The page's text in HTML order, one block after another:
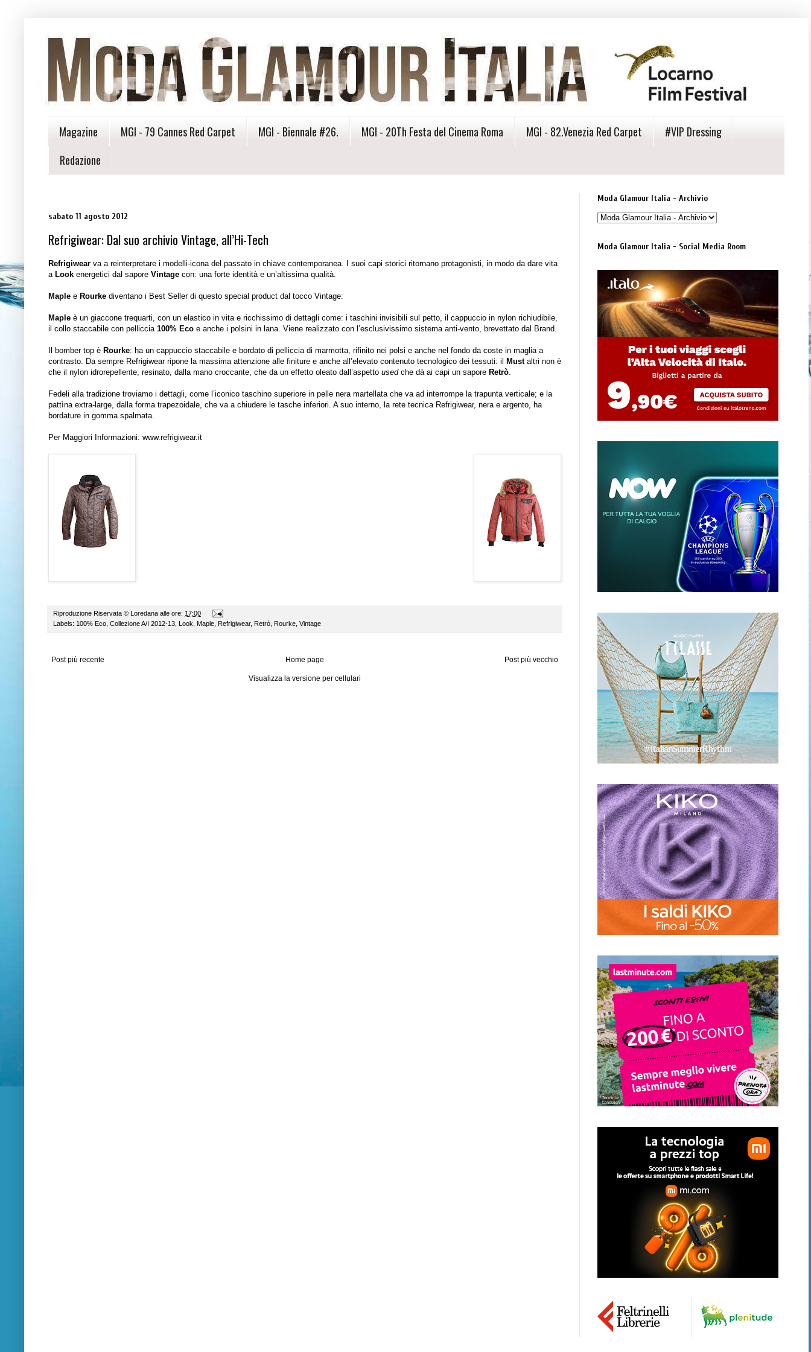
Magazine MGI - 79 Cannes Red Carpet MGI - Biennale #26. MGI - 20Th Festa del Cinema Roma MGI - 82.Venezia Red Carpet
#VIP Dressing
Redazione
sabato 11 agosto 2012
Refrigiwear: Dal suo archivio Vintage, all’Hi-Tech
Refrigiwear va a reinterpretare i modelli-icona del passato in chiave contemporanea. I suoi capi storici ritornano protagonisti, in modo da dare vita
a Look energetici dal sapore Vintage con: una forte identità e un’altissima qualità.
Maple e Rourke diventano i Best Seller di questo special product dal tocco Vintage:
Maple è un giaccone trequarti, con un elastico in vita e ricchissimo di dettagli come: i taschini invisibili sul petto, il cappuccio in nylon richiudibile,
il collo staccabile con pelliccia 100% Eco e anche i polsini in lana. Viene realizzato con l’esclusivissimo sistema anti-vento, brevettato dal Brand.
Il bomber top è Rourke: ha un cappuccio staccabile e bordato di pelliccia di marmotta, rifinito nei polsi e anche nel fondo da coste in maglia a
contrasto. Da sempre Refrigiwear ripone la massima attenzione alle finiture e anche all’elevato contenuto tecnologico dei tessuti: il
Must altri non è
che il nylon idrorepellente, resinato, dalla mano croccante, che da un effetto oleato dall’aspetto usedche dà ai capi un sapore Retrò.
Fedeli alla tradizione troviamo i dettagli, come l’iconico taschino superiore in pelle nera martellata che va ad interrompe la trapunta verticale; e la
pattìna extra-large, dalla forma trapezoidale, che va a chiudere le tasche inferiori. A suo interno, la rete tecnica Refrigiwear, nera e argento, ha
bordature in gomma spalmata.
Per Maggiori Informazioni: www.refrigiwear.it
Riproduzione Riservata © Loredana alle ore: 17:00
Labels: 100% Eco Collezione A/I 2012-13 Look Maple Refrigiwear, Retrò Rourke Vintage
Post più recente Post più vecchio
Home page
Visualizza la versione per cellulari
Moda Glamour Italia - Archivio
Moda Glamour Italia - Social Media Room